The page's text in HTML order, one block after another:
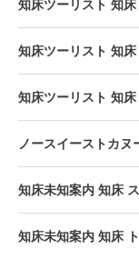
知床ツーリスト 知
知床ツーリスト 知
知床ツーリスト 知
ノースイーストカ
知床未知案内 知床
知床未知案内 知床